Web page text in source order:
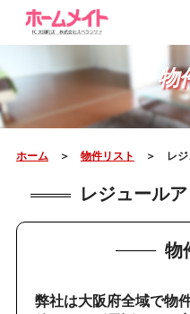
物
ホーム＞ 物件リスト ＞ レジ
レジュール
物
弊社は大阪府全域で物